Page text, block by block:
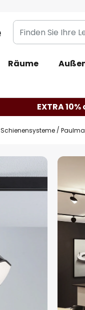
Finden
Sie
Leuchte...
Räume
EXTRA
Schienensysteme